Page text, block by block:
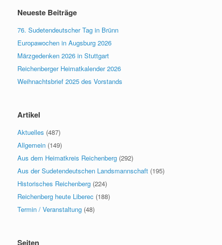
Neueste Beiträge
76. Sudetendeutscher Tag in Brünn
Europawochen in Augsburg 2026
Märzgedenken 2026 in Stuttgart
Reichenberger Heimatkalender 2026
Weihnachtsbrief 2025 des Vorstands
Artikel
Aktuelles (487)
Allgemein (149)
Aus dem Heimatkreis Reichenberg (292)
Aus der Sudetendeutschen Landsmannschaft (195)
Historisches Reichenberg (224)
Reichenberg heute Liberec (188)
Termin / Veranstaltung (48)
Seiten